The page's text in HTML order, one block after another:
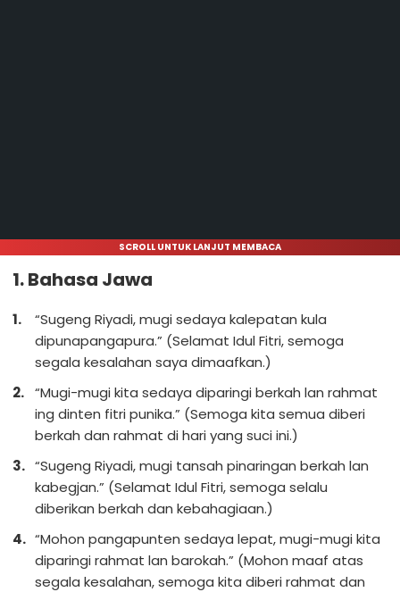
SCROLL UNTUK LANJUT MEMBACA
1. Bahasa Jawa
“Sugeng Riyadi, mugi sedaya kalepatan kula
dipunapangapura.” (Selamat Idul Fitri, semoga
segala kesalahan saya dimaafkan.)
“Mugi-mugi kita sedaya diparingi berkah lan rahmat
ing dinten fitri punika.” (Semoga kita semua diberi
berkah dan rahmat di hari yang suci ini.)
“Sugeng Riyadi, mugi tansah pinaringan berkah lan
kabegjan.” (Selamat Idul Fitri, semoga selalu
diberikan berkah dan kebahagiaan.)
“Mohon pangapunten sedaya lepat, mugi-mugi kita
diparingi rahmat lan barokah.” (Mohon maaf atas
segala kesalahan, semoga kita diberi rahmat dan